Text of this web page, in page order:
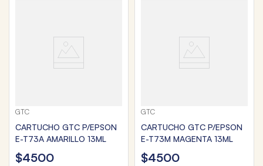
GTC
CARTUCHO GTC P/EPSON
E-T73A AMARILLO 13ML
$4500
GTC
CARTUCHO GTC P/EPSON
E-T73M MAGENTA 13ML
$4500